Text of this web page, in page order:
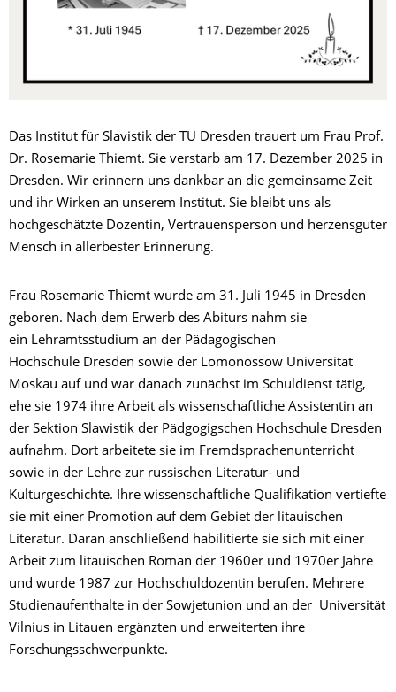
Das Institut für Slavistik der TU Dresden trauert um Frau Prof.
Dr. Rosemarie Thiemt. Sie verstarb am 17. Dezember 2025 in
Dresden. Wir erinnern uns dankbar an die gemeinsame Zeit
und ihr Wirken an unserem Institut. Sie bleibt uns als
hochgeschätzte Dozentin, Vertrauensperson und herzensguter
Mensch in allerbester Erinnerung.
Frau Rosemarie Thiemt wurde am 31. Juli 1945 in Dresden
geboren. Nach dem Erwerb des Abiturs nahm sie
ein Lehramtsstudium an der Pädagogischen
Hochschule Dresden sowie der Lomonossow Universität
Moskau auf und war danach zunächst im Schuldienst tätig,
ehe sie 1974 ihre Arbeit als wissenschaftliche Assistentin an
der Sektion Slawistik der Pädgogigschen Hochschule Dresden
aufnahm. Dort arbeitete sie im Fremdsprachenunterricht
sowie in der Lehre zur russischen Literatur- und
Kulturgeschichte. Ihre wissenschaftliche Qualifikation vertiefte
sie mit einer Promotion auf dem Gebiet der litauischen
Literatur. Daran anschließend habilitierte sie sich mit einer
Arbeit zum litauischen Roman der 1960er und 1970er Jahre
und wurde 1987 zur Hochschuldozentin berufen. Mehrere
Studienaufenthalte in der Sowjetunion und an der Universität
Vilnius in Litauen ergänzten und erweiterten ihre
Forschungsschwerpunkte.